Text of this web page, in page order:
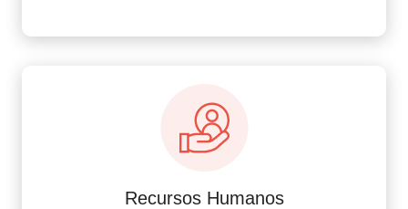
Recursos Humanos